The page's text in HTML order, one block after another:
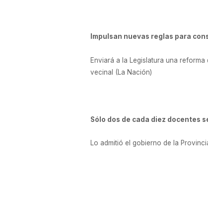
Impulsan nuevas reglas para
Enviará a la Legislatura una
vecinal (La Nación)
Sólo dos de cada diez docentes
Lo admitió el gobierno de la